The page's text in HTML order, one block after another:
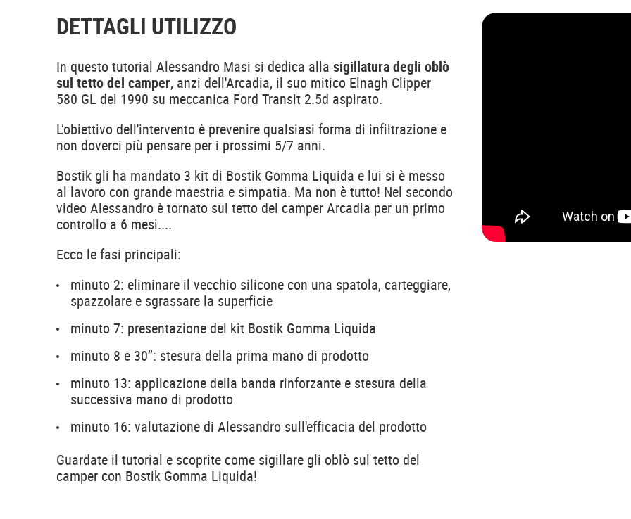
DETTAGLI UTILIZZO
In questo tutorial Alessandro Masi si dedica alla sigillatura degli oblò
sul tetto del camper, anzi dell'Arcadia, il suo mitico Elnagh Clipper
580 GL del 1990 su meccanica Ford Transit 2.5d aspirato.
L’obiettivo dell'intervento è prevenire qualsiasi forma di infiltrazione e
non doverci più pensare per i prossimi 5/7 anni.
Bostik gli ha mandato 3 kit di Bostik Gomma Liquida e lui si è messo
al lavoro con grande maestria e simpatia. Ma non è tutto! Nel secondo
video Alessandro è tornato sul tetto del camper Arcadia per un primo
controllo a 6 mesi....
Ecco le fasi principali:
minuto 2: eliminare il vecchio silicone con una spatola, carteggiare,
spazzolare e sgrassare la superficie
minuto 7: presentazione del kit Bostik Gomma Liquida
minuto 8 e 30’’: stesura della prima mano di prodotto
minuto 13: applicazione della banda rinforzante e stesura della
successiva mano di prodotto
minuto 16: valutazione di Alessandro sull'efficacia del prodotto
Guardate il tutorial e scoprite come sigillare gli oblò sul tetto del
camper con Bostik Gomma Liquida!